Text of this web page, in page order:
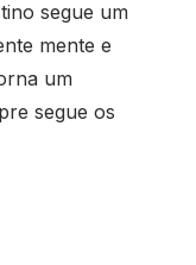
segue um
mente e
um
segue os